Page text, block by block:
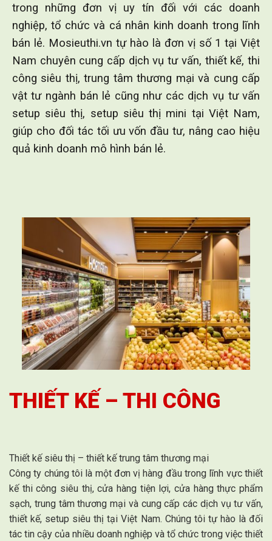
trong những đơn vị uy tín đối với các doanh
nghiệp, tổ chức và cá nhân kinh doanh trong lĩnh
bán lẻ. Mosieuthi.vn tự hào là đơn vị số 1 tại Việt
Nam chuyên cung cấp dịch vụ tư vấn, thiết kế, thi
công siêu thị, trung tâm thương mại và cung cấp
vật tư ngành bán lẻ cũng như các dịch vụ tư vấn
setup siêu thị, setup siêu thị mini tại Việt Nam,
giúp cho đối tác tối ưu vốn đầu tư, nâng cao hiệu
quả kinh doanh mô hình bán lẻ.
THIẾT KẾ – THI CÔNG
Thiết kế siêu thị – thiết kế trung tâm thương mại
Công ty chúng tôi là một đơn vị hàng đầu trong lĩnh vực thiết
kế thi công siêu thị, cửa hàng tiện lợi, cửa hàng thực phẩm
sạch, trung tâm thương mại và cung cấp các dịch vụ tư vấn,
thiết kế, setup siêu thị tại Việt Nam. Chúng tôi tự hào là đối
tác tin cậy của nhiều doanh nghiệp và tổ chức trong việc thiết